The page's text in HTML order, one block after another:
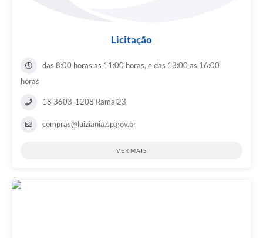
Licitação
das 8:00 horas as 11:00 horas, e das 13:00 as 16:00
horas
18 3603-1208 Ramal23
compras@luiziania.sp.gov.br
VER MAIS